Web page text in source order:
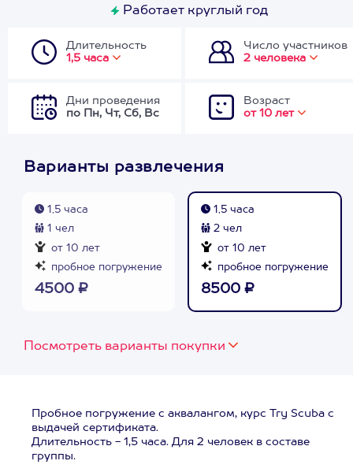
Работает круглый год
Длительность
1,5 часа
Число участников
2 человека
Дни проведения
по Пн, Чт, Сб, Вс
Возраст
от 10 лет
Варианты развлечения
1,5 часа
1 чел
от 10 лет
пробное погружение
4500 ₽
1,5 часа
2 чел
от 10 лет
пробное погружение
8500 ₽
Посмотреть варианты покупки
Пробное погружение с аквалангом, курс Try Scuba с
выдачей сертификата.
Длительность - 1,5 часа. Для 2 человек в составе
группы.